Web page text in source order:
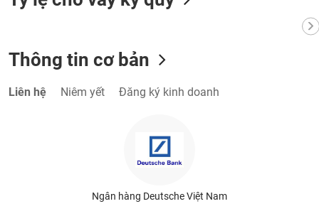
Thông tin cơ bản
Liên hệ Niêm yết Đăng ký kinh doanh
Ngân hàng Deutsche Việt Nam
VỤ